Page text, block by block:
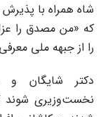
شاه همراه با
که «من مصدق را
را از جبهه ملی
دکتر شایگان و
نخست‌وزیری شوند